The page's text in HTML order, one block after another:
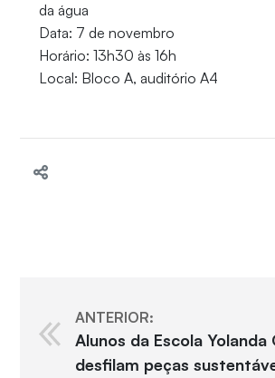
da água
Data: 7 de novembro
Horário: 13h30 às 16h
Local: Bloco A, auditório A4
ANTERIOR:
Alunos da Escola Yolanda
desfilam peças